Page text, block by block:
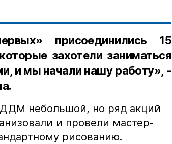
присоединились 15
захотели заниматься
и мы начали нашу работу», -
небольшой, но ряд акций
и провели мастер-
рисованию.